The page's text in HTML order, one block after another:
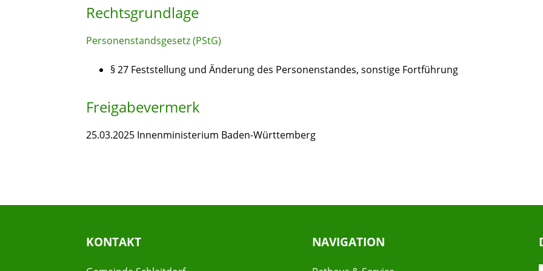
Rechtsgrundlage
Personenstandsgesetz (PStG)
§ 27 Feststellung und Änderung des Personenstandes, sonstige Fortführung
Freigabevermerk
25.03.2025 Innenministerium Baden-Württemberg
KONTAKT NAVIGATION